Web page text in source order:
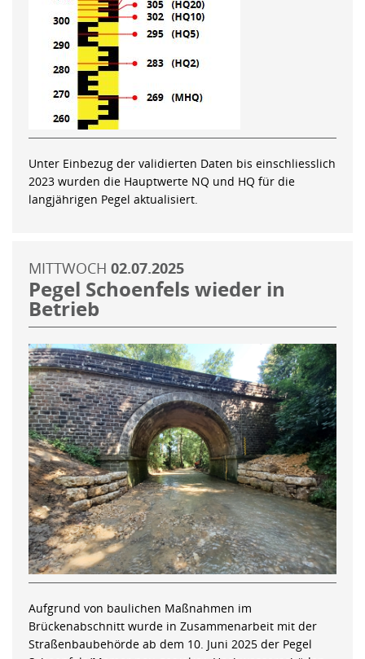
Unter Einbezug der validierten Daten bis einschliesslich
2023 wurden die Hauptwerte NQ und HQ für die
langjährigen Pegel aktualisiert.
MITTWOCH 02.07.2025
Pegel Schoenfels wieder in
Betrieb
Aufgrund von baulichen Maßnahmen im
Brückenabschnitt wurde in Zusammenarbeit mit der
Straßenbaubehörde ab dem 10. Juni 2025 der Pegel